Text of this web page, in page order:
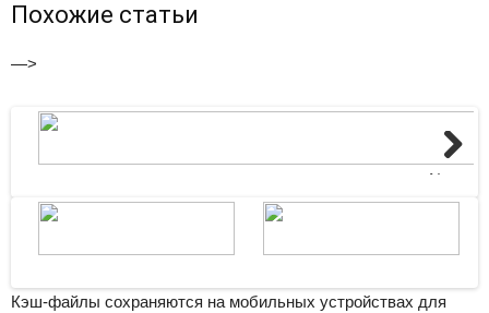
Похожие статьи
—>
Next
Кэш-файлы сохраняются на мобильных устройствах для